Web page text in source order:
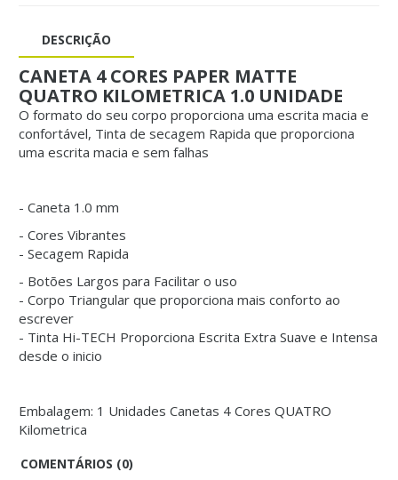
DESCRIÇÃO
CANETA 4 CORES PAPER MATTE
QUATRO KILOMETRICA 1.0 UNIDADE
O formato do seu corpo proporciona uma escrita macia e
confortável, Tinta de secagem Rapida que proporciona
uma escrita macia e sem falhas
- Caneta 1.0 mm
- Cores Vibrantes
- Secagem Rapida
- Botões Largos para Facilitar o uso
- Corpo Triangular que proporciona mais conforto ao
escrever
- Tinta Hi-TECH Proporciona Escrita Extra Suave e Intensa
desde o inicio
Embalagem: 1 Unidades Canetas 4 Cores QUATRO
Kilometrica
COMENTÁRIOS (0)